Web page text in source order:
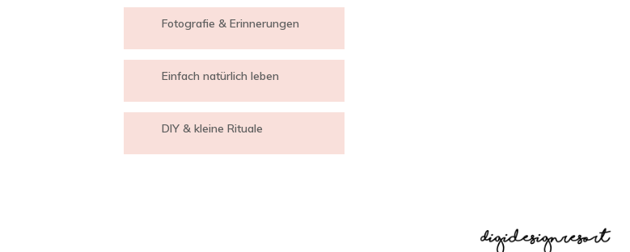
Fotografie & Erinnerungen
Einfach natürlich leben
DIY & kleine Rituale